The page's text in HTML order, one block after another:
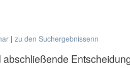
| zu den Suchergebnissenn